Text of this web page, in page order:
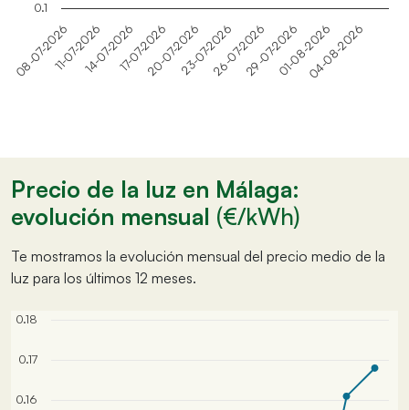
08-07-202611-07-202614-07-202617-07-202620-07-202623-07-202626-07-202629-07-202601-08-202604-08-2026
0.1
Precio de la luz en Málaga:
evolución mensual (€/kWh)
Te mostramos la evolución mensual del precio medio de la
luz para los últimos 12 meses.
0.16
0.17
0.18